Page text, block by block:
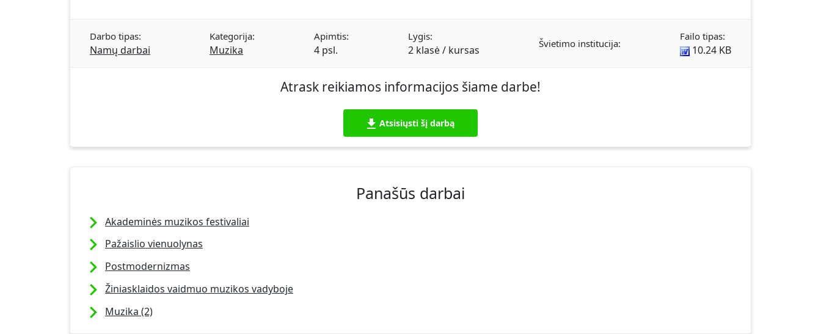
Darbo tipas:
Namų darbai
Kategorija:
Muzika
Apimtis:
4 psl.
Lygis:
2 klasė / kursas Švietimo institucija:
Failo tipas:
10.24 KB
Atrask reikiamos informacijos šiame darbe!
Atsisiųsti šį darbą
Panašūs darbai
Akademinės muzikos festivaliai
Pažaislio vienuolynas
Postmodernizmas
Žiniasklaidos vaidmuo muzikos vadyboje
Muzika (2)